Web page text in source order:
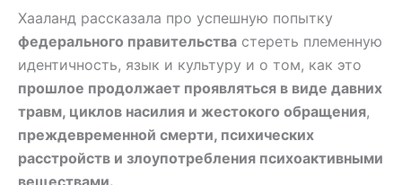
Хааланд рассказала про успешную попытку
федерального правительства стереть племенную
идентичность, язык и культуру и о том, как это
прошлое продолжает проявляться в виде давних
травм, циклов насилия и жестокого обращения,
преждевременной смерти, психических
расстройств и злоупотребления психоактивными